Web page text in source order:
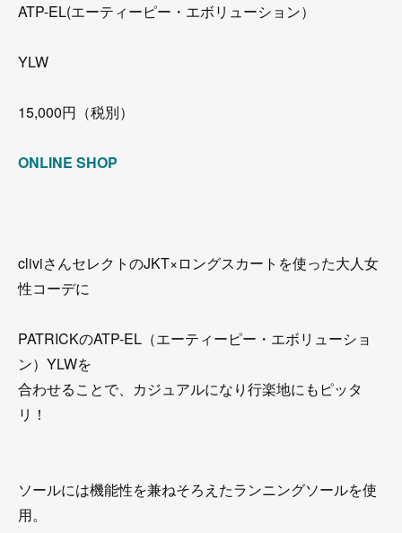
ATP-EL(エーティーピー・エボリューション）
YLW
15,000円（税別）
ONLINE SHOP
cliviさんセレクトのJKT×ロングスカートを使った大人女
性コーデに
PATRICKのATP-EL（エーティーピー・エボリューショ
ン）YLWを
合わせることで、カジュアルになり行楽地にもピッタ
リ！
ソールには機能性を兼ねそろえたランニングソールを使
用。